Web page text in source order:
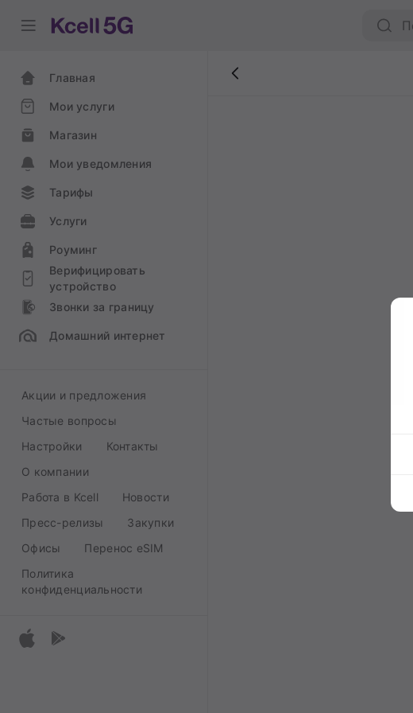
Главная
Мои услуги
Магазин
Мои уведомления
Тарифы
Услуги
Роуминг
Верифицировать
устройство
Звонки за границу
Домашний интернет
Акции и предложения
Частые вопросы
Настройки
Контакты
О компании
Работа в Kcell
Новости
Пресс-релизы
Закупки
Офисы
Перенос eSIM
Политика
конфиденциальности